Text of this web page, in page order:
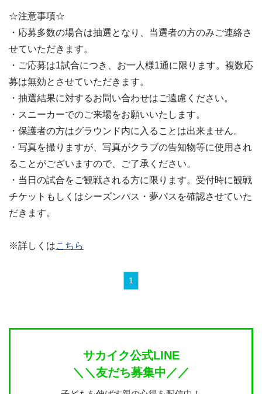
☆注意事項☆
・応募多数の場合は抽選となり、当選者の方のみご連絡さ
せていただきます。
・ご応募は1試合につき、お一人様1通に限ります。複数応
募は無効とさせていただきます。
・抽選結果に対するお問い合わせはご遠慮ください。
・スニーカーでのご来場をお願いいたします。
・保護者の方はグラウンド内に入ることは出来ません。
・写真を撮りますが、写真がクラブの告知物等に使用され
ることがございますので、ご了承ください。
・当日の試合をご観戦される方に限ります。受付時に観戦
チケットもしくはシーズンパス・夢パスを確認させていた
だきます。
※詳しくはこちら
1
サカイク公式LINE
＼＼友だち募集中／／